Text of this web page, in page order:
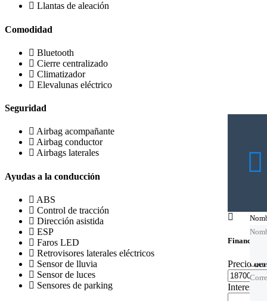
Llantas de aleación
Comodidad
Bluetooth
Cierre centralizado
Climatizador
Elevalunas eléctrico
Seguridad
Airbag acompañante
Airbag conductor
Airbags laterales
Ayudas a la conducción
ABS
Control de tracción
Dirección asistida
ESP
Faros LED
Retrovisores laterales eléctricos
Sensor de lluvia
Sensor de luces
Sensores de parking
Financing
Precio
Intereses